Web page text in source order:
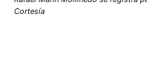
Cortesía